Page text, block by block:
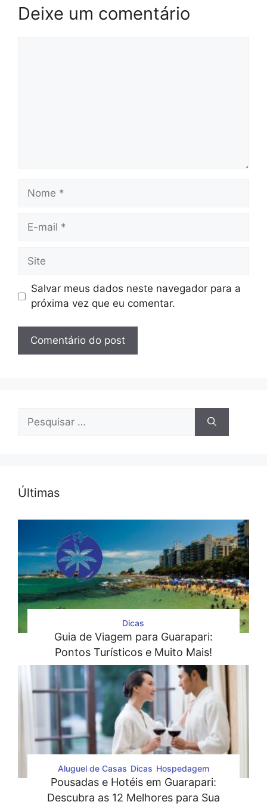
Deixe um comentário
Nome
Site
Salvar meus dados neste navegador para a
próxima vez que eu comentar.
por:
Últimas
Dicas
Guia de Viagem para Guarapari:
Pontos Turísticos e Muito Mais!
Aluguel de Casas Dicas Hospedagem
Pousadas e Hotéis em Guarapari:
Descubra as 12 Melhores para Sua